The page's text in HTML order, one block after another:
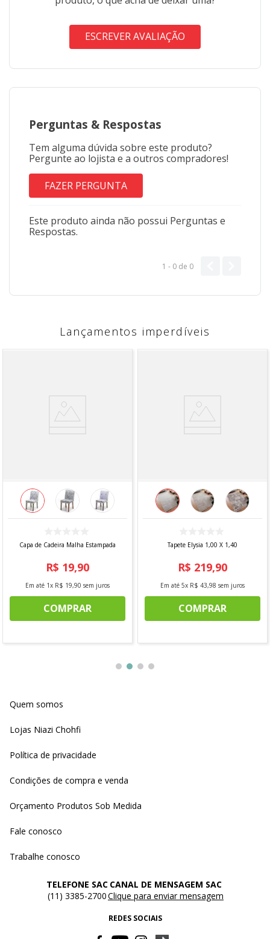
ESCREVER AVALIAÇÃO
Perguntas & Respostas
Tem alguma dúvida sobre este produto?
Pergunte ao lojista e a outros compradores!
FAZER PERGUNTA
Este produto ainda não possui Perguntas e
Respostas.
1 - 0 de 0
Lançamentos imperdíveis
Capa de Cadeira Malha Estampada
R$ 19,90
Em até 1x R$ 19,90 sem juros
COMPRAR
Tapete Elysia 1,00 X 1,40
R$ 219,90
Em até 5x R$ 43,98 sem juros
COMPRAR
Quem somos
Lojas Niazi Chohfi
Política de privacidade
Condições de compra e venda
Orçamento Produtos Sob Medida
Fale conosco
Trabalhe conosco
TELEFONE SAC
(11) 3385-2700
CANAL DE MENSAGEM SAC
Clique para enviar mensagem
REDES SOCIAIS